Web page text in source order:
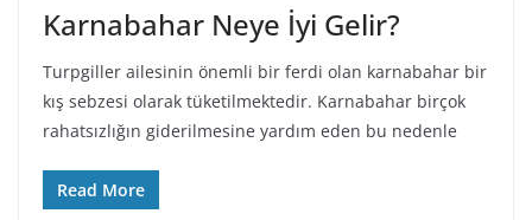
Karnabahar Neye İyi Gelir?
Turpgiller ailesinin önemli bir ferdi olan karnabahar bir
kış sebzesi olarak tüketilmektedir. Karnabahar birçok
rahatsızlığın giderilmesine yardım eden bu nedenle
Read More